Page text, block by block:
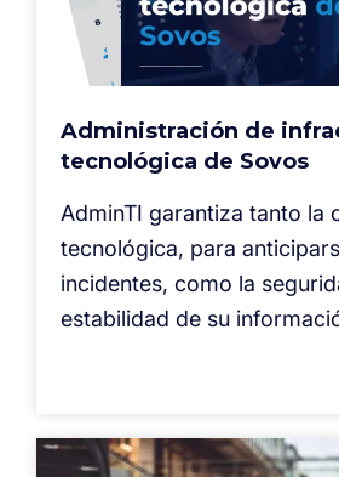
Administración de
tecnológica de Sovos
AdminTI garantiza tanto la
tecnológica, para
incidentes, como la
estabilidad de su